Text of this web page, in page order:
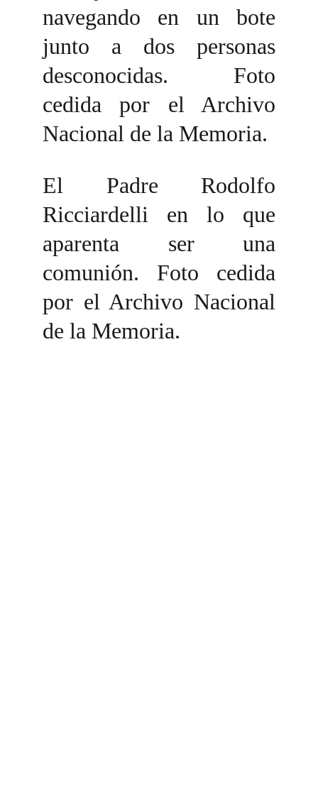
El Padre Rodolfo
Ricciardelli en lo que
aparenta ser una
comunión. Foto cedida
por el Archivo Nacional
de la Memoria.
navegando en un bote
junto a dos personas
desconocidas. Foto
cedida por el Archivo
Nacional de la Memoria.